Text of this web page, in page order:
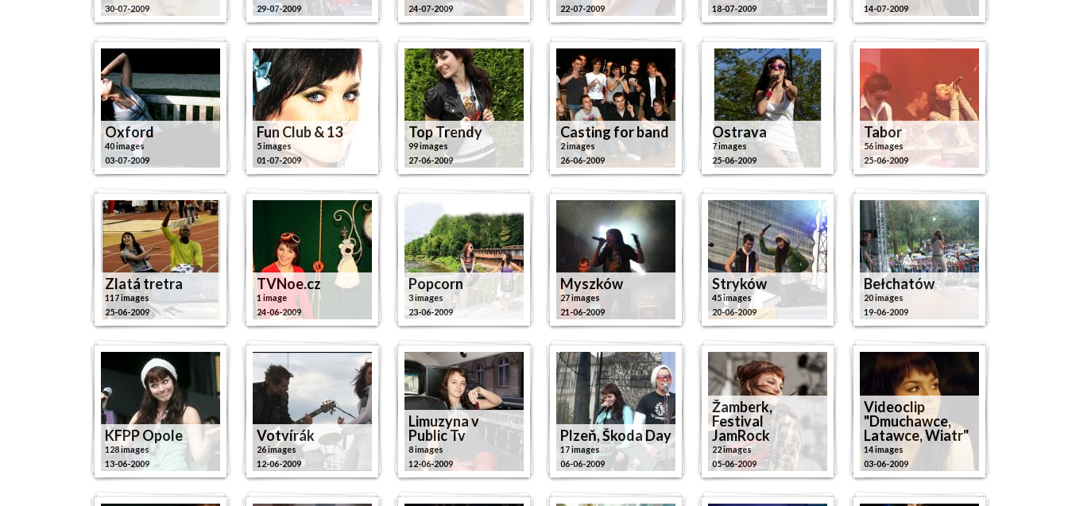
30-07-2009
29-07-2009
24-07-2009
22-07-2009
18-07-2009
14-07-2009
Oxford
40 images
03-07-2009
Fun Club & 13
5 images
01-07-2009
Top Trendy
99 images
27-06-2009
Casting for band
2 images
26-06-2009
Ostrava
7 images
25-06-2009
Tabor
56 images
25-06-2009
Zlatá tretra
117 images
25-06-2009
TVNoe.cz
1 image
24-06-2009
Popcorn
3 images
23-06-2009
Myszków
27 images
21-06-2009
Stryków
45 images
20-06-2009
Bełchatów
20 images
19-06-2009
KFPP Opole
128 images
13-06-2009
Votvírák
26 images
12-06-2009
Limuzyna v
Public Tv
8 images
12-06-2009
Plzeň, Škoda Day
17 images
06-06-2009
Žamberk,
Festival
JamRock
22 images
05-06-2009
Videoclip
"Dmuchawce,
Latawce, Wiatr"
14 images
03-06-2009